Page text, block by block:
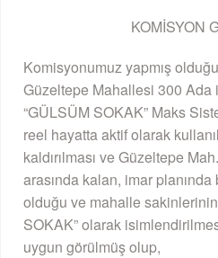
KOMİSYON
Komisyonumuz yapmış
Güzeltepe Mahallesi 300 Ada
“GÜLSÜM SOKAK” Maks
reel hayatta aktif olarak
kaldırılması ve Güzeltepe
arasında kalan, imar
olduğu ve mahalle
SOKAK” olarak
uygun görülmüş olup,